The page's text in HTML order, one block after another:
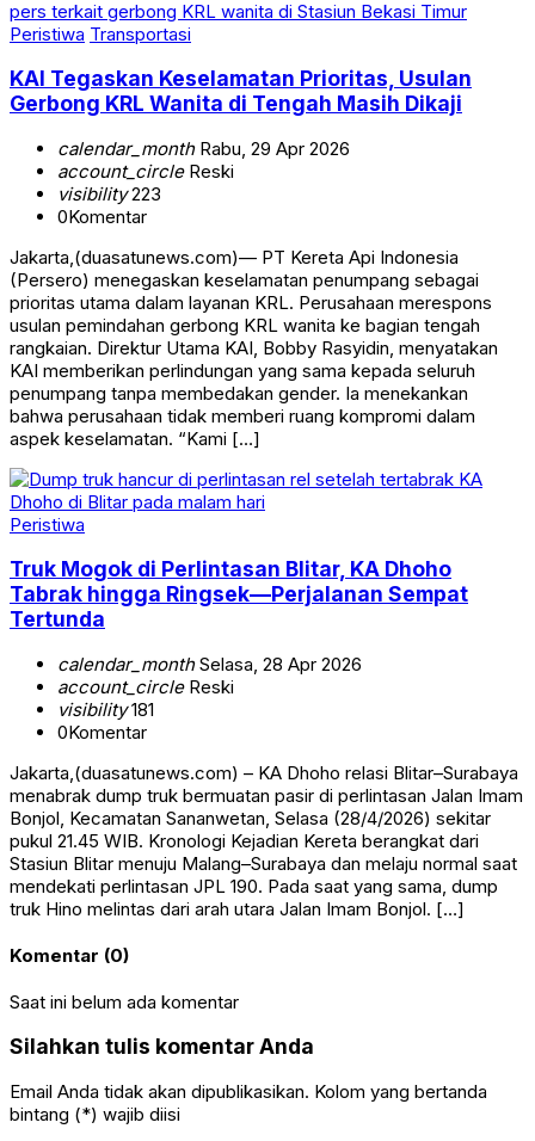
Peristiwa Transportasi
KAI Tegaskan Keselamatan Prioritas, Usulan
Gerbong KRL Wanita di Tengah Masih Dikaji
calendar_monthRabu, 29 Apr 2026
account_circleReski
visibility223
0Komentar
Jakarta,(duasatunews.com)— PT Kereta Api Indonesia
(Persero) menegaskan keselamatan penumpang sebagai
prioritas utama dalam layanan KRL. Perusahaan merespons
usulan pemindahan gerbong KRL wanita ke bagian tengah
rangkaian. Direktur Utama KAI, Bobby Rasyidin, menyatakan
KAI memberikan perlindungan yang sama kepada seluruh
penumpang tanpa membedakan gender. Ia menekankan
bahwa perusahaan tidak memberi ruang kompromi dalam
aspek keselamatan. “Kami […]
Peristiwa
Truk Mogok di Perlintasan Blitar, KA Dhoho
Tabrak hingga Ringsek—Perjalanan Sempat
Tertunda
calendar_monthSelasa, 28 Apr 2026
account_circleReski
visibility181
0Komentar
Jakarta,(duasatunews.com) – KA Dhoho relasi Blitar–Surabaya
menabrak dump truk bermuatan pasir di perlintasan Jalan Imam
Bonjol, Kecamatan Sananwetan, Selasa (28/4/2026) sekitar
pukul 21.45 WIB. Kronologi Kejadian Kereta berangkat dari
Stasiun Blitar menuju Malang–Surabaya dan melaju normal saat
mendekati perlintasan JPL 190. Pada saat yang sama, dump
truk Hino melintas dari arah utara Jalan Imam Bonjol. […]
Komentar (0)
Saat ini belum ada komentar
Silahkan tulis komentar Anda
Email Anda tidak akan dipublikasikan. Kolom yang bertanda
bintang (*) wajib diisi